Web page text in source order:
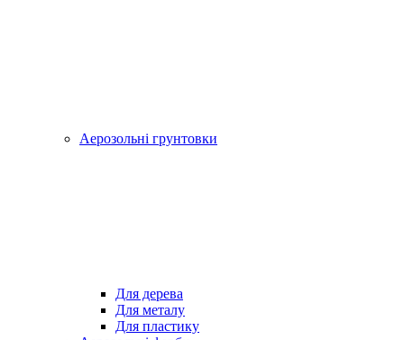
Аерозольні грунтовки
Для дерева
Для металу
Для пластику